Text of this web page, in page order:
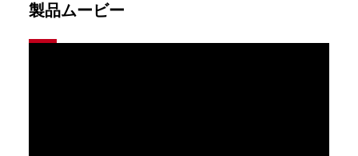
製品ムービー